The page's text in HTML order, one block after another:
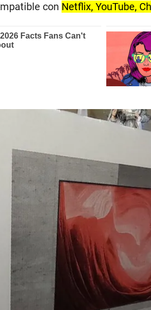
con Netflix, YouTube,